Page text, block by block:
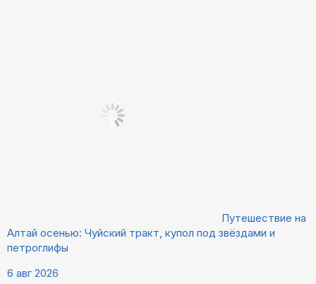
Путешествие на
Алтай осенью: Чуйский тракт, купол под звёздами и
петроглифы
6 авг 2026